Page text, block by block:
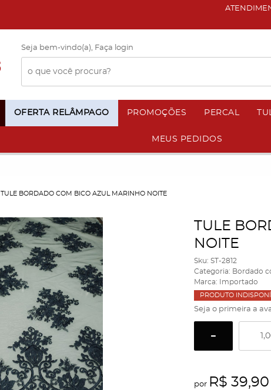
Seja bem-vindo(a), Faça login
OFERTA RELÂMPAGO PROMOÇÕES PERCAL
MEUS PEDIDOS
TULE BORDADO COM BICO AZUL MARINHO NOITE
TULE
NOITE
Sku: ST-2812
Categoria: Bordado
Marca:
Importado
PRODUTO
Seja o primeira a
por R$ 39,90